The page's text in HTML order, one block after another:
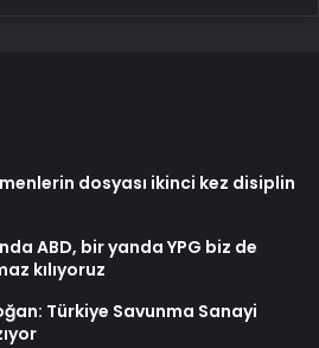
dosyası ikinci kez disiplin
ABD, bir yanda YPG biz de
kılıyoruz
Türkiye Savunma Sanayi